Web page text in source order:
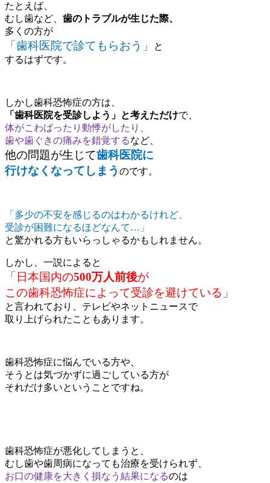
たとえば、
むし歯など、 歯のトラブルが生じた際、
多くの方が
「歯科医院で診てもらおう」
と
するはずです。
しかし歯科恐怖症の方は、
「歯科医院を受診しよう」と考えただけで、
体がこわばったり動悸がしたり、
歯や歯ぐきの痛みを錯覚するなど、
他の問題が生じて歯科医院に
行けなくなってしまう のです。
「多少の不安を感じるのはわかるけれど、
受診が困難になるほどなんて…」
と驚かれる方もいらっしゃるかもしれません。
しかし、一説によると
「日本国内の500万人前後が
この歯科恐怖症によって受診を避けている」
と言われており、テレビやネットニュースで
取り上げられたこともあります。
歯科恐怖症に悩んでいる方や、
そうとは気づかずに過ごしている方が
それだけ多いということですね。
歯科恐怖症が悪化してしまうと、
むし歯や歯周病になっても治療を受けられず、
お口の健康を大きく損なう結果になるのは